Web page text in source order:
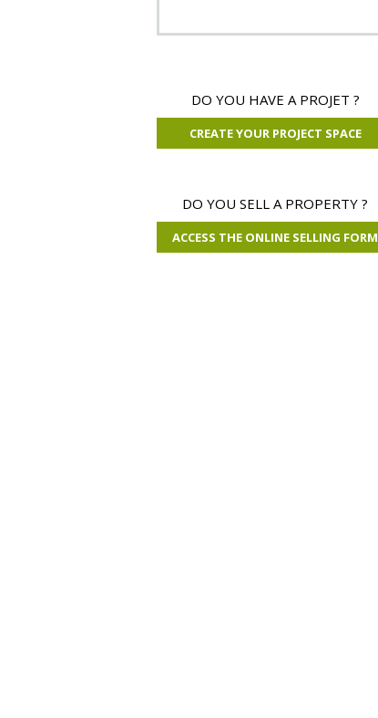
DO YOU HAVE A PROJET ?
CREATE YOUR PROJECT SPACE
DO YOU SELL A PROPERTY ?
ACCESS THE ONLINE SELLING FORM